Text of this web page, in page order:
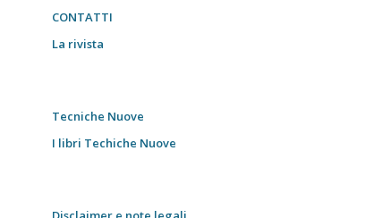
CONTATTI
La rivista
Tecniche Nuove
I libri Techiche Nuove